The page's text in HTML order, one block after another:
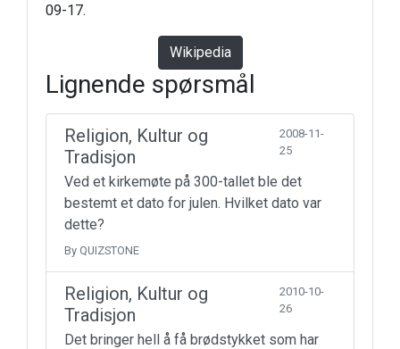
09-17.
Wikipedia
Lignende spørsmål
Religion, Kultur og
Tradisjon
2008-11-
25
Ved et kirkemøte på 300-tallet ble det
bestemt et dato for julen. Hvilket dato var
dette?
By QUIZSTONE
Religion, Kultur og
Tradisjon
2010-10-
26
Det bringer hell å få brødstykket som har